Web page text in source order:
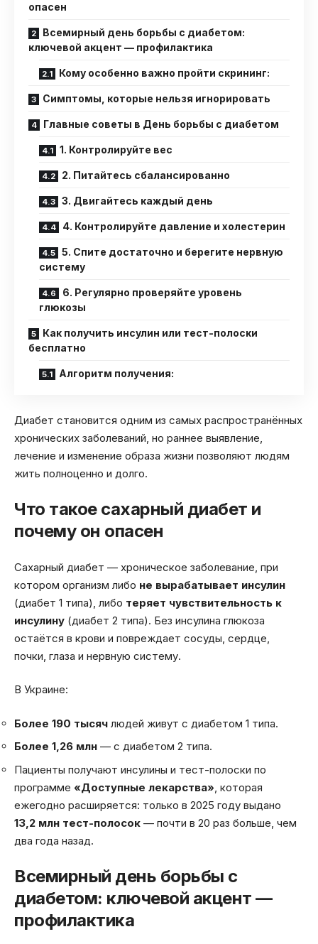
опасен
Всемирный день борьбы с диабетом:
ключевой акцент — профилактика
Кому особенно важно пройти скрининг:
Симптомы, которые нельзя игнорировать
Главные советы в День борьбы с диабетом
1. Контролируйте вес
2. Питайтесь сбалансированно
3. Двигайтесь каждый день
4. Контролируйте давление и холестерин
5. Спите достаточно и берегите нервную
систему
6. Регулярно проверяйте уровень
глюкозы
Как получить инсулин или тест-полоски
бесплатно
Алгоритм получения:
Диабет становится одним из самых распространённых
хронических заболеваний, но раннее выявление,
лечение и изменение образа жизни позволяют людям
жить полноценно и долго.
Что такое сахарный диабет и
почему он опасен
Сахарный диабет — хроническое заболевание, при
котором организм либо не вырабатывает инсулин
(диабет 1 типа), либо теряет чувствительность к
инсулину (диабет 2 типа). Без инсулина глюкоза
остаётся в крови и повреждает сосуды, сердце,
почки, глаза и нервную систему.
В Украине:
Более 190 тысяч людей живут с диабетом 1 типа.
Более 1,26 млн — с диабетом 2 типа.
Пациенты получают инсулины и тест-полоски по
программе «Доступные лекарства», которая
ежегодно расширяется: только в 2025 году выдано
13,2 млн тест-полосок — почти в 20 раз больше, чем
два года назад.
Всемирный день борьбы с
диабетом: ключевой акцент —
профилактика